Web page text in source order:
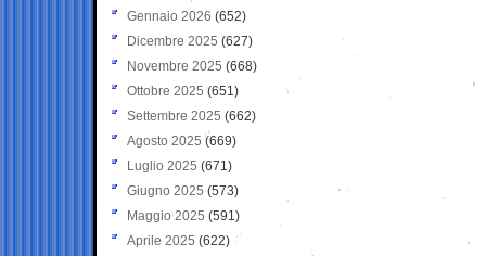
Gennaio 2026 (652)
Dicembre 2025 (627)
Novembre 2025 (668)
Ottobre 2025 (651)
Settembre 2025 (662)
Agosto 2025 (669)
Luglio 2025 (671)
Giugno 2025 (573)
Maggio 2025 (591)
Aprile 2025 (622)